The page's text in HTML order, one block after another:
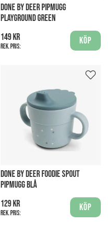
DONE BY DEER PIPMUGG
PLAYGROUND GREEN
149 kr
Rek. pris:
Köp
DONE BY DEER FOODIE SPOUT
PIPMUGG BLÅ
129 kr
Rek. pris:
Köp